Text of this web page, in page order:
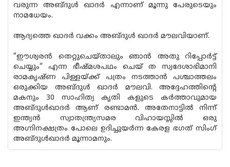
വരുന്ന അബ്ദുൾ ഖാദർ എന്നാണ് മൂന്നു പേരുടെയും
നാമധേയം.
ആദ്യത്തെ ഖാദർ വക്കം അബ്ദുൾ ഖാദർ മൗലവിയാണ്.
“ഈശ്വരൻ തെറ്റുചെയ്‌താലും ഞാൻ അതു റിപ്പോർട്ട്
ചെയ്യും“ എന്ന ഭീഷ്മശപഥം ചെയ്‌ ത സ്വദേശാഭിമാനി
രാമകൃഷ്‌ണ പിള്ളയ്ക്ക് പത്രം നടത്താൻ പശ്ചാത്തലം
ഒരുക്കിയ അബ്ദുൾ ഖാദർ മൗലവി. അദ്ദേഹത്തിൻ്റെ
മകനും 30 സാഹിത്യ കൃതി കളുടെ കർത്താവുമായ
അബ്ദുൾഖാദർ ആണ് രണ്ടാമൻ. അതേനാട്ടിൽ നിന്ന്
ഇന്ത്യൻ സ്വാതന്ത്ര്യസമര വിഹായസ്സിൽ ഒരു
അഗ്നിനക്ഷത്രം പോലെ ഉദിച്ചുയർന്ന കേരള ഭഗത് സിംഗ്
അബ്ദുൾഖാദർ മൂന്നാമനും.